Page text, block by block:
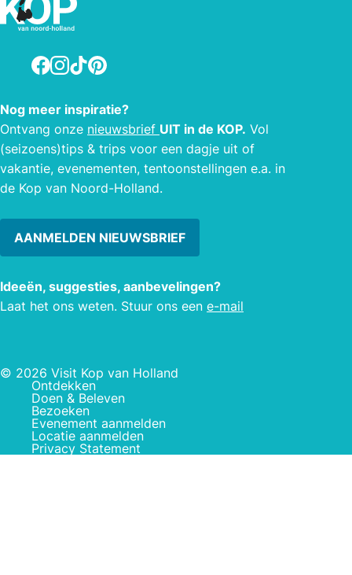
In de zomer kunt u bijvoorbeeld
surflessen nemen of Blowkarten. Ook
plaats. Honden zijn welkom bij ons.
Facebook
Instagram
TikTokPinterest
Nog meer inspiratie?
Ontvang onze nieuwsbrief UIT in de KOP. Vol
(seizoens)tips & trips voor een dagje uit of
vakantie, evenementen, tentoonstellingen e.a. in
de Kop van Noord-Holland.
AANMELDEN NIEUWSBRIEF
Ideeën, suggesties, aanbevelingen?
Laat het ons weten. Stuur ons een e-mail
© 2026 Visit Kop van Holland
Ontdekken
Doen & Beleven
Bezoeken
Evenement aanmelden
Locatie aanmelden
Privacy Statement